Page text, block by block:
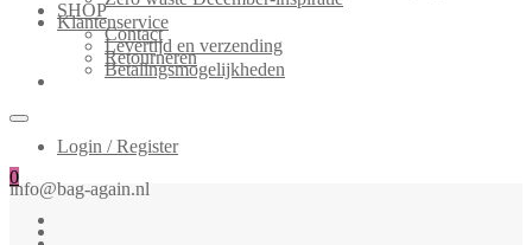
SHOP
Klantenservice
Contact
Levertijd en verzending
Retourneren
Betalingsmogelijkheden
Login / Register
0
info@bag-again.nl